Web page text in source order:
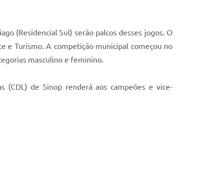
(Residencial Sul) serão palcos desses jogos. O
e Turismo. A competição municipal começou no
masculino e feminino.
(CDL) de Sinop renderá aos campeões e vice-